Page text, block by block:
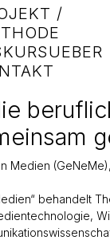
/
UEBER
Medien
behandelt